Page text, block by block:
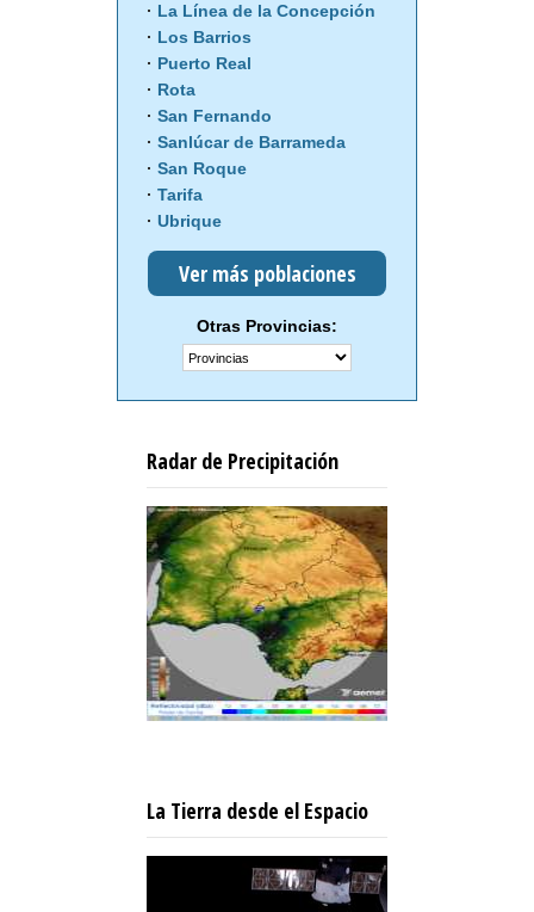
La Línea de la Concepción
Los Barrios
Puerto Real
Rota
San Fernando
Sanlúcar de Barrameda
San Roque
Tarifa
Ubrique
Ver más poblaciones
Otras Provincias:
Radar de Precipitación
La Tierra desde el Espacio